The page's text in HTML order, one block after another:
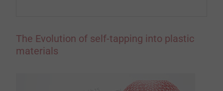
The Evolution of self-tapping into plastic
materials